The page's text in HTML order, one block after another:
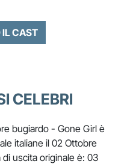
IL CAST
CELEBRI
bugiardo - Gone Girl è
italiane il 02 Ottobre
uscita originale è: 03